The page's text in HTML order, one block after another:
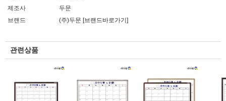
제조사
두문
브랜드
(주)두문 [브랜드바로가기]
관련상품